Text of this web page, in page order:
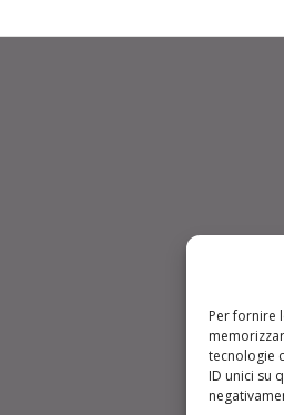
Per fornire
tecnologie
ID unici su